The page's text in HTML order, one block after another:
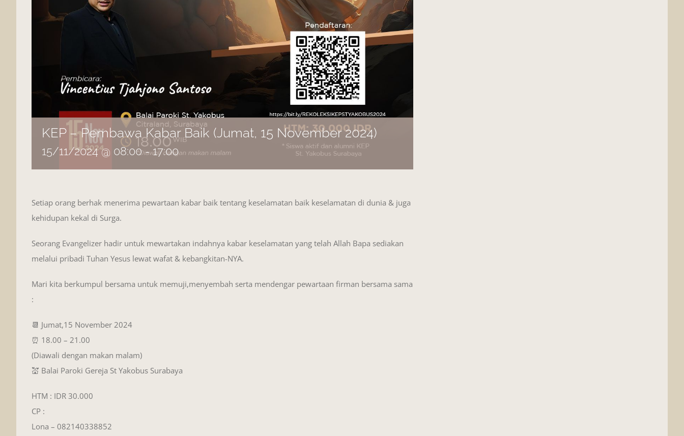
KEP – Pembawa Kabar Baik (Jumat, 15 November 2024)
15/11/2024 @ 08:00-17:00
Setiap orang berhak menerima pewartaan kabar baik tentang keselamatan baik keselamatan di dunia & juga
kehidupan kekal di Surga.
Seorang Evangelizer hadir untuk mewartakan indahnya kabar keselamatan yang telah Allah Bapa sediakan
melalui pribadi Tuhan Yesus lewat wafat & kebangkitan-NYA.
Mari kita berkumpul bersama untuk memuji,menyembah serta mendengar pewartaan firman bersama sama
:
📆 Jumat,15 November 2024
⏰ 18.00 – 21.00
(Diawali dengan makan malam)
💒 Balai Paroki Gereja St Yakobus Surabaya
HTM : IDR 30.000
CP :
Lona – 082140338852